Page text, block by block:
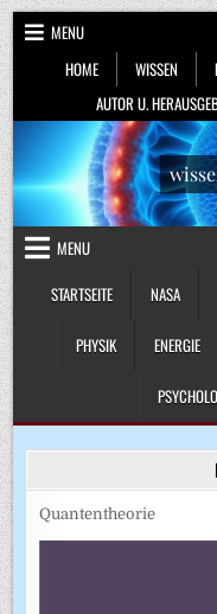
Skip
to
content
MENU
HOME
WISSEN
AUTOR U.
MENU
STARTSEITE
NASA
PHYSIK ENERGIE
Quantentheorie